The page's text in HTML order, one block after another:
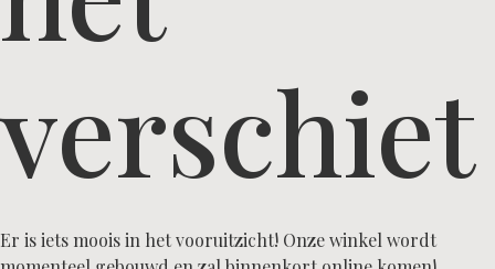
verschiet
Er is iets moois in het vooruitzicht! Onze winkel wordt